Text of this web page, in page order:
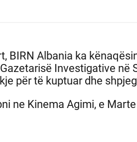
BIRN Albania ka
Investigative në
për të kuptuar dhe
ne Kinema Agimi, e